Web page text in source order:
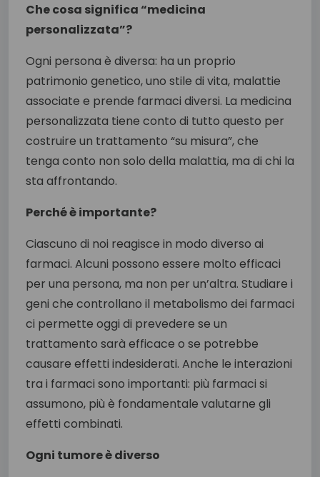
Che cosa significa “medicina
personalizzata”?
Ogni persona è diversa: ha un proprio
patrimonio genetico, uno stile di vita, malattie
associate e prende farmaci diversi. La medicina
personalizzata tiene conto di tutto questo per
costruire un trattamento “su misura”, che
tenga conto non solo della malattia, ma di chi la
sta affrontando.
Perché è importante?
Ciascuno di noi reagisce in modo diverso ai
farmaci. Alcuni possono essere molto efficaci
per una persona, ma non per un’altra. Studiare i
geni che controllano il metabolismo dei farmaci
ci permette oggi di prevedere se un
trattamento sarà efficace o se potrebbe
causare effetti indesiderati. Anche le interazioni
tra i farmaci sono importanti: più farmaci si
assumono, più è fondamentale valutarne gli
effetti combinati.
Ogni tumore è diverso